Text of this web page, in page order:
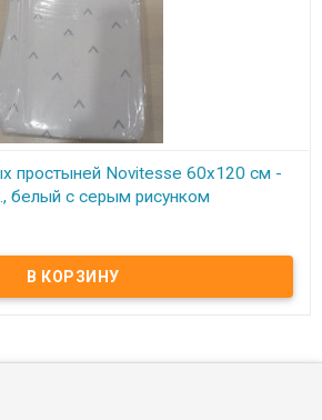
простыней Novitesse 60х120 см -
белый с серым рисунком
Novitesse 60х120 см - 70х140 см
см - 70х140 см - 2 шт. в упаковке Состав:
100% хлопок Плотность: 440 г/м2